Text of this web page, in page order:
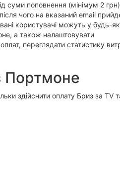
суми поповнення (мінімум 2
чого на вказаний email
користувачі можуть у будь-
а також налаштовувати
переглядати статистику
Портмоне
здійснити оплату Бриз за TV